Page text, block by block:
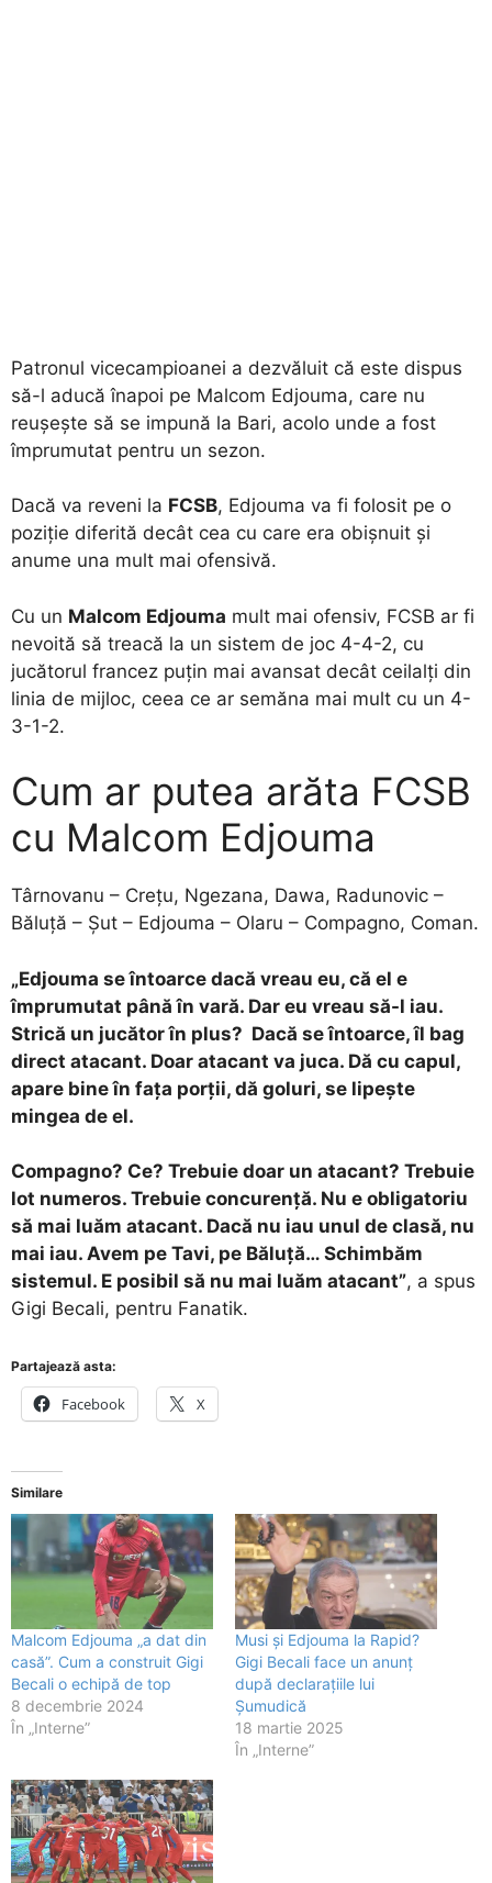
Patronul vicecampioanei a dezvăluit că este dispus
să-l aducă înapoi pe Malcom Edjouma, care nu
reușește să se impună la Bari, acolo unde a fost
împrumutat pentru un sezon.
Dacă va reveni la FCSB, Edjouma va fi folosit pe o
poziție diferită decât cea cu care era obișnuit și
anume una mult mai ofensivă.
Cu un Malcom Edjouma mult mai ofensiv, FCSB ar fi
nevoită să treacă la un sistem de joc 4-4-2, cu
jucătorul francez puțin mai avansat decât ceilalți din
linia de mijloc, ceea ce ar semăna mai mult cu un 4-
3-1-2.
Cum ar putea arăta FCSB
cu Malcom Edjouma
Târnovanu – Crețu, Ngezana, Dawa, Radunovic –
Băluță – Șut – Edjouma – Olaru – Compagno, Coman.
„Edjouma se întoarce dacă vreau eu, că el e
împrumutat până în vară. Dar eu vreau să-l iau.
Strică un jucător în plus? Dacă se întoarce, îl bag
direct atacant. Doar atacant va juca. Dă cu capul,
apare bine în faţa porţii, dă goluri, se lipeşte
mingea de el.
Compagno? Ce? Trebuie doar un atacant? Trebuie
lot numeros. Trebuie concurenţă. Nu e obligatoriu
să mai luăm atacant. Dacă nu iau unul de clasă, nu
mai iau. Avem pe Tavi, pe Băluţă… Schimbăm
sistemul. E posibil să nu mai luăm atacant”, a spus
Gigi Becali, pentru Fanatik.
Partajează asta:
Facebook X
Similare
Malcom Edjouma „a dat din
casă”. Cum a construit Gigi
Becali o echipă de top
8 decembrie 2024
În „Interne”
Musi și Edjouma la Rapid?
Gigi Becali face un anunț
după declarațiile lui
Șumudică
18 martie 2025
În „Interne”